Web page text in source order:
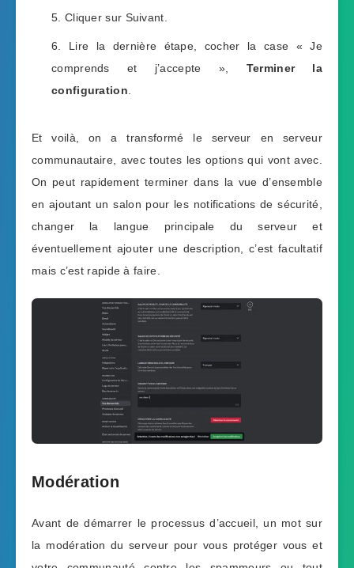
Cliquer sur Suivant.
Lire la dernière étape, cocher la case « Je
comprends et j’accepte », Terminer la
configuration
Et voilà, on a transformé le serveur en serveur
communautaire, avec toutes les options qui vont avec.
On peut rapidement terminer dans la vue d’ensemble
en ajoutant un salon pour les notifications de sécurité,
changer la langue principale du serveur et
éventuellement ajouter une description, c’est facultatif
mais c’est rapide à faire.
Modération
Avant de démarrer le processus d’accueil, un mot sur
la modération du serveur pour vous protéger vous et